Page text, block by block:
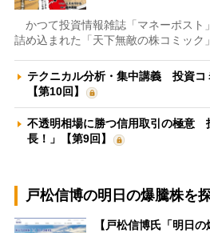
かつて投資情報雑誌「マネーポスト
詰め込まれた「天下無敵の株コミック
テクニカル分析・集中講義 投資コ
【第10回】
不透明相場に勝つ信用取引の極意
長！」【第9回】
戸松信博の明日の爆騰株を
【戸松信博氏「明日